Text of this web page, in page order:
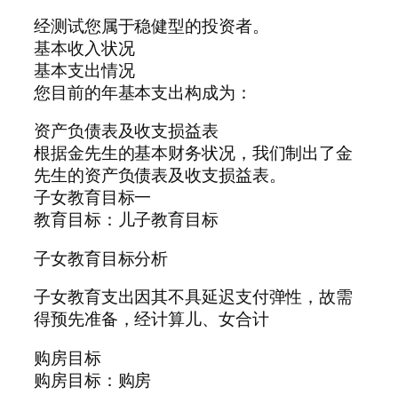
经测试您属于稳健型的投资者。
基本收入状况
基本支出情况
您目前的年基本支出构成为：
资产负债表及收支损益表
根据金先生的基本财务状况，我们制出了金
先生的资产负债表及收支损益表。
子女教育目标一
教育目标：儿子教育目标
子女教育目标分析
子女教育支出因其不具延迟支付弹性，故需
得预先准备，经计算儿、女合计
购房目标
购房目标：购房